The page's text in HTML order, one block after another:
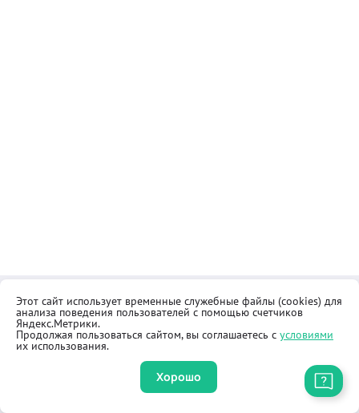
Контакты
Как купить
Общественная приёмная
Реквизиты
Оферта
Правила продажи товаров
Этот сайт использует временные служебные файлы (cookies) для
анализа поведения пользователей с помощью счетчиков
Яндекс.Метрики.
Продолжая пользоваться сайтом, вы соглашаетесь с условиями
их использования.
Хорошо